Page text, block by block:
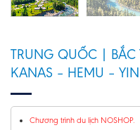
TRUNG QUỐC |
KANAS – HEMU –
Chương trình du lịch NOSHOP.